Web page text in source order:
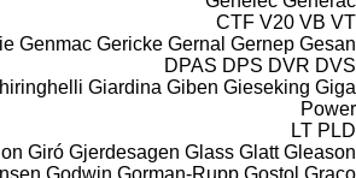
CTF V20 VB VT
Genmac Gericke Gernal Gernep Gesan
DPAS DPS DVR DVS
Giardina Giben Gieseking Giga
Power
LT PLD
Giró Gjerdesagen Glass Glatt Gleason
Godwin Gorman-Rupp Gostol Graco